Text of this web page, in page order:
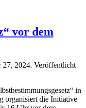
vor dem
27, 2024. Veröffentlicht
in
organisiert die Initiative